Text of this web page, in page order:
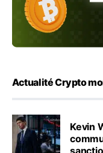
Actualité Crypto
Kevin